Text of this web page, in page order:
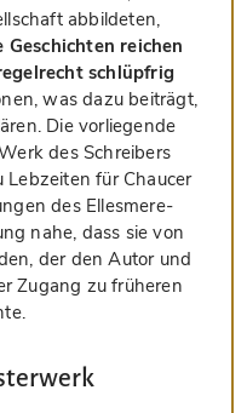
abbildeten,
Geschichten reichen
schlüpfrig
was dazu beiträgt,
Die vorliegende
des Schreibers
für Chaucer
des Ellesmere-
nahe, dass sie von
der den Autor und
Zugang zu früheren